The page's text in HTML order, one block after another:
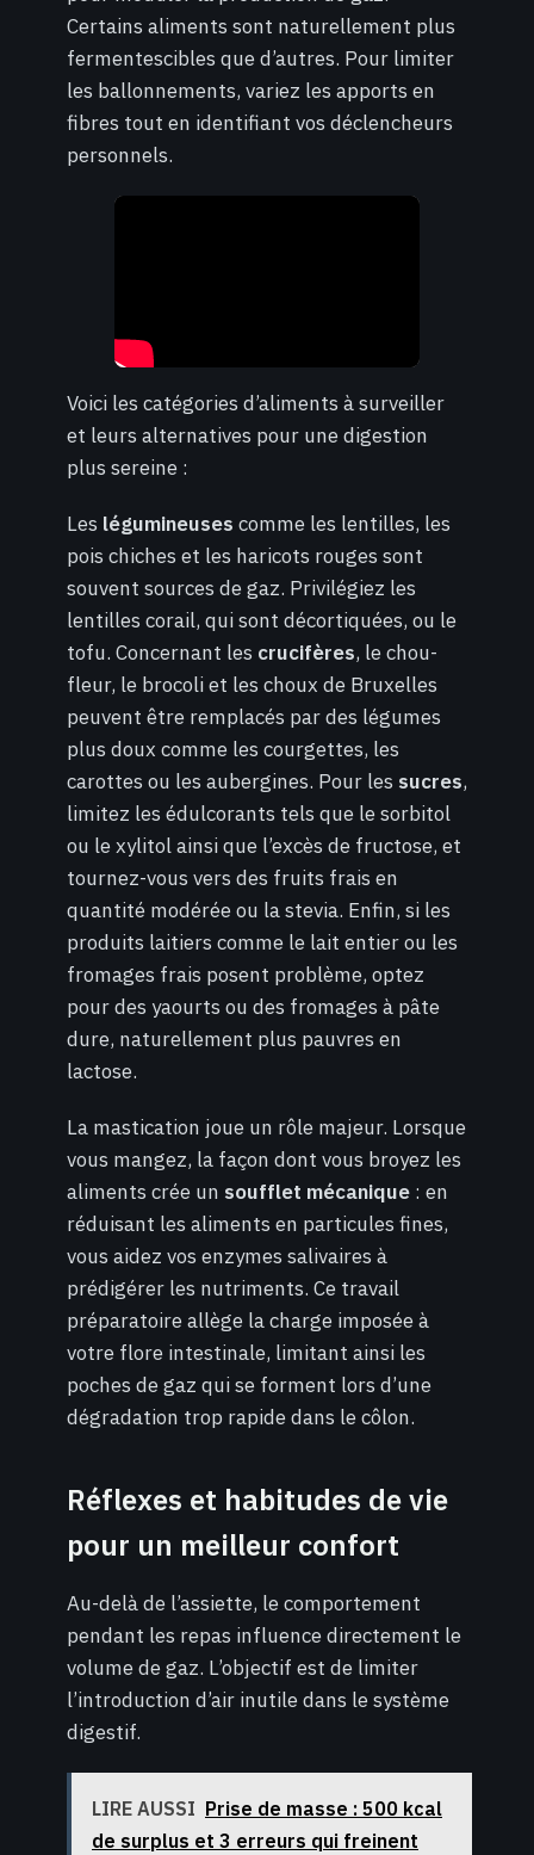
Certains aliments sont naturellement plus
fermentescibles que d’autres. Pour limiter
les ballonnements, variez les apports en
fibres tout en identifiant vos déclencheurs
personnels.
Voici les catégories d’aliments à surveiller
et leurs alternatives pour une digestion
plus sereine :
Les légumineuses comme les lentilles, les
pois chiches et les haricots rouges sont
souvent sources de gaz. Privilégiez les
lentilles corail, qui sont décortiquées, ou le
tofu. Concernant les crucifères, le chou-
fleur, le brocoli et les choux de Bruxelles
peuvent être remplacés par des légumes
plus doux comme les courgettes, les
carottes ou les aubergines. Pour les sucres,
limitez les édulcorants tels que le sorbitol
ou le xylitol ainsi que l’excès de fructose, et
tournez-vous vers des fruits frais en
quantité modérée ou la stevia. Enfin, si les
produits laitiers comme le lait entier ou les
fromages frais posent problème, optez
pour des yaourts ou des fromages à pâte
dure, naturellement plus pauvres en
lactose.
La mastication joue un rôle majeur. Lorsque
vous mangez, la façon dont vous broyez les
aliments crée un soufflet mécanique : en
réduisant les aliments en particules fines,
vous aidez vos enzymes salivaires à
prédigérer les nutriments. Ce travail
préparatoire allège la charge imposée à
votre flore intestinale, limitant ainsi les
poches de gaz qui se forment lors d’une
dégradation trop rapide dans le côlon.
Réflexes et habitudes de vie
pour un meilleur confort
Au-delà de l’assiette, le comportement
pendant les repas influence directement le
volume de gaz. L’objectif est de limiter
l’introduction d’air inutile dans le système
digestif.
LIRE AUSSI Prise de masse : 500 kcal
de surplus et 3 erreurs qui freinent